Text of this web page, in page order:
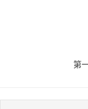
第